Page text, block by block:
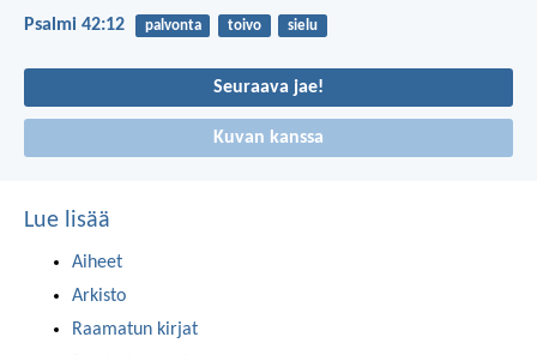
Psalmi 42:12 palvonta toivo sielu
Seuraava jae!
Kuvan kanssa
Lue lisää
Aiheet
Arkisto
Raamatun kirjat